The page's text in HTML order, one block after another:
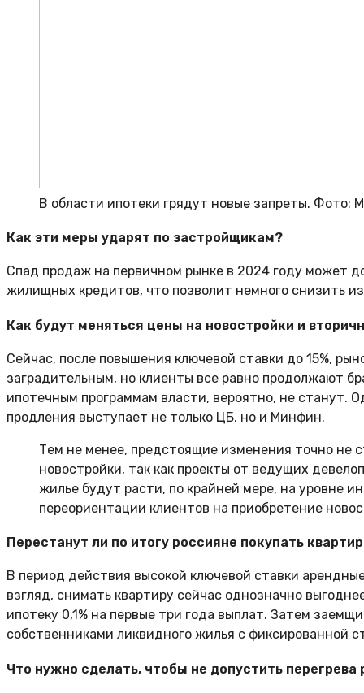
В области ипотеки грядут новые запреты. Фото:
Как эти меры ударят по застройщикам?
Спад продаж на первичном рынке в 2024 году может
жилищных кредитов, что позволит немного снизить
Как будут меняться цены на новостройки и
Сейчас, после повышения ключевой ставки до 15%,
заградительным, но клиенты все равно продолжают
ипотечным программам власти, вероятно, не станут.
продления выступает не только ЦБ, но и Минфин.
Тем не менее, предстоящие изменения точно не
новостройки, так как проекты от ведущих
жилье будут расти, по крайней мере, на уровне
переориентации клиентов на приобретение
Перестанут ли по итогу россияне покупать
В период действия высокой ключевой ставки
взгляд, снимать квартиру сейчас однозначно
ипотеку 0,1% на первые три года выплат. Затем
собственниками ликвидного жилья с фиксированной
Что нужно сделать, чтобы не допустить